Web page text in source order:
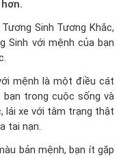
Sinh Tương Khắc,
Sinh với mệnh của bạn
mệnh là một điều cát
bạn trong cuộc sống và
lái xe với tâm trạng thật
tai nạn.
bản mệnh, bạn ít gặp